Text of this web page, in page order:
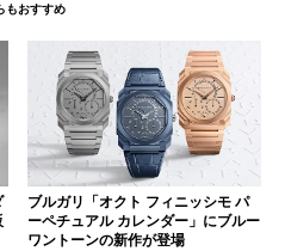
もおすすめ
ブルガリ「オクト フィニッシモ パ
ーペチュアル カレンダー」にブルー
ワントーンの新作が登場